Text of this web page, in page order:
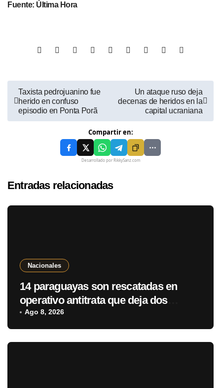
Fuente: Última Hora
Taxista pedrojuanino fue
herido en confuso
episodio en Ponta Porã
Un ataque ruso deja
decenas de heridos en la
capital ucraniana
Compartir en:
Desarrollado por RikkySanz.com
Entradas relacionadas
Nacionales
14 paraguayas son rescatadas en
operativo antitrata que deja dos
detenidos en Brasil
Ago 8, 2026